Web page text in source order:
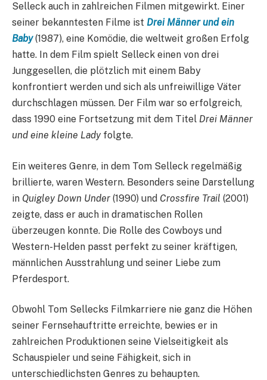
Selleck auch in zahlreichen Filmen mitgewirkt. Einer
seiner bekanntesten Filme ist Drei Männer und ein
Baby(1987), eine Komödie, die weltweit großen Erfolg
hatte. In dem Film spielt Selleck einen von drei
Junggesellen, die plötzlich mit einem Baby
konfrontiert werden und sich als unfreiwillige Väter
durchschlagen müssen. Der Film war so erfolgreich,
dass 1990 eine Fortsetzung mit dem Titel Drei Männer
und eine kleine Ladyfolgte.
Ein weiteres Genre, in dem Tom Selleck regelmäßig
brillierte, waren Western. Besonders seine Darstellung
in Quigley Down Under (1990) und Crossfire Trail (2001)
zeigte, dass er auch in dramatischen Rollen
überzeugen konnte. Die Rolle des Cowboys und
Western-Helden passt perfekt zu seiner kräftigen,
männlichen Ausstrahlung und seiner Liebe zum
Pferdesport.
Obwohl Tom Sellecks Filmkarriere nie ganz die Höhen
seiner Fernsehauftritte erreichte, bewies er in
zahlreichen Produktionen seine Vielseitigkeit als
Schauspieler und seine Fähigkeit, sich in
unterschiedlichsten Genres zu behaupten.